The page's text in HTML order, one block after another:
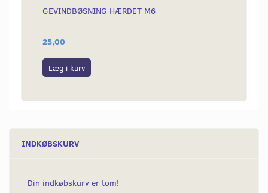
GEVINDBØSNING HÆRDET M6
25,00
Læg i kurv
INDKØBSKURV
Din indkøbskurv er tom!